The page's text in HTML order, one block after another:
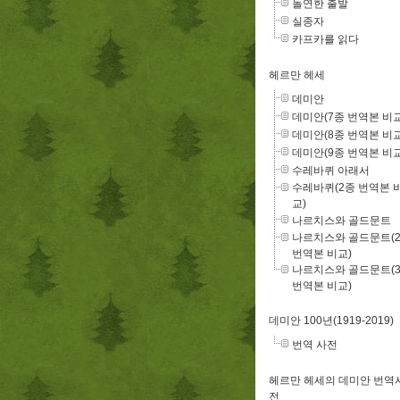
돌연한 출발
실종자
카프카를 읽다
헤르만 헤세
데미안
데미안(7종 번역본 비
데미안(8종 번역본 비
데미안(9종 번역본 비
수레바퀴 아래서
수레바퀴(2종 번역본
교)
나르치스와 골드문트
나르치스와 골드문트
번역본 비교)
나르치스와 골드문트
번역본 비교)
데미안 100년(1919-2019)
번역 사전
헤르만 헤세의 데미안 번역
전